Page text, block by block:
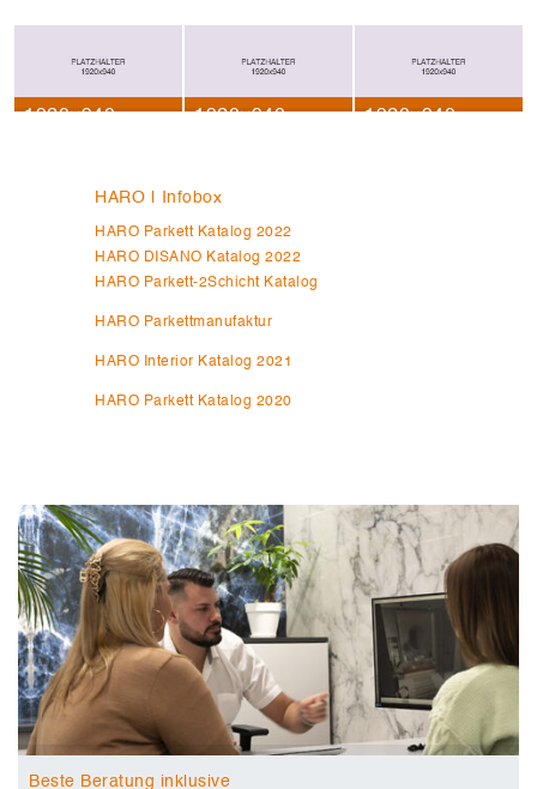
1920×940 1920×940 1920×940
HARO | Infobox
HARO Parkett Katalog 2022
HARO DISANO Katalog 2022
HARO Parkett-2Schicht Katalog
HARO Parkettmanufaktur
HARO Interior Katalog 2021
HARO Parkett Katalog 2020
Beste Beratung inklusive